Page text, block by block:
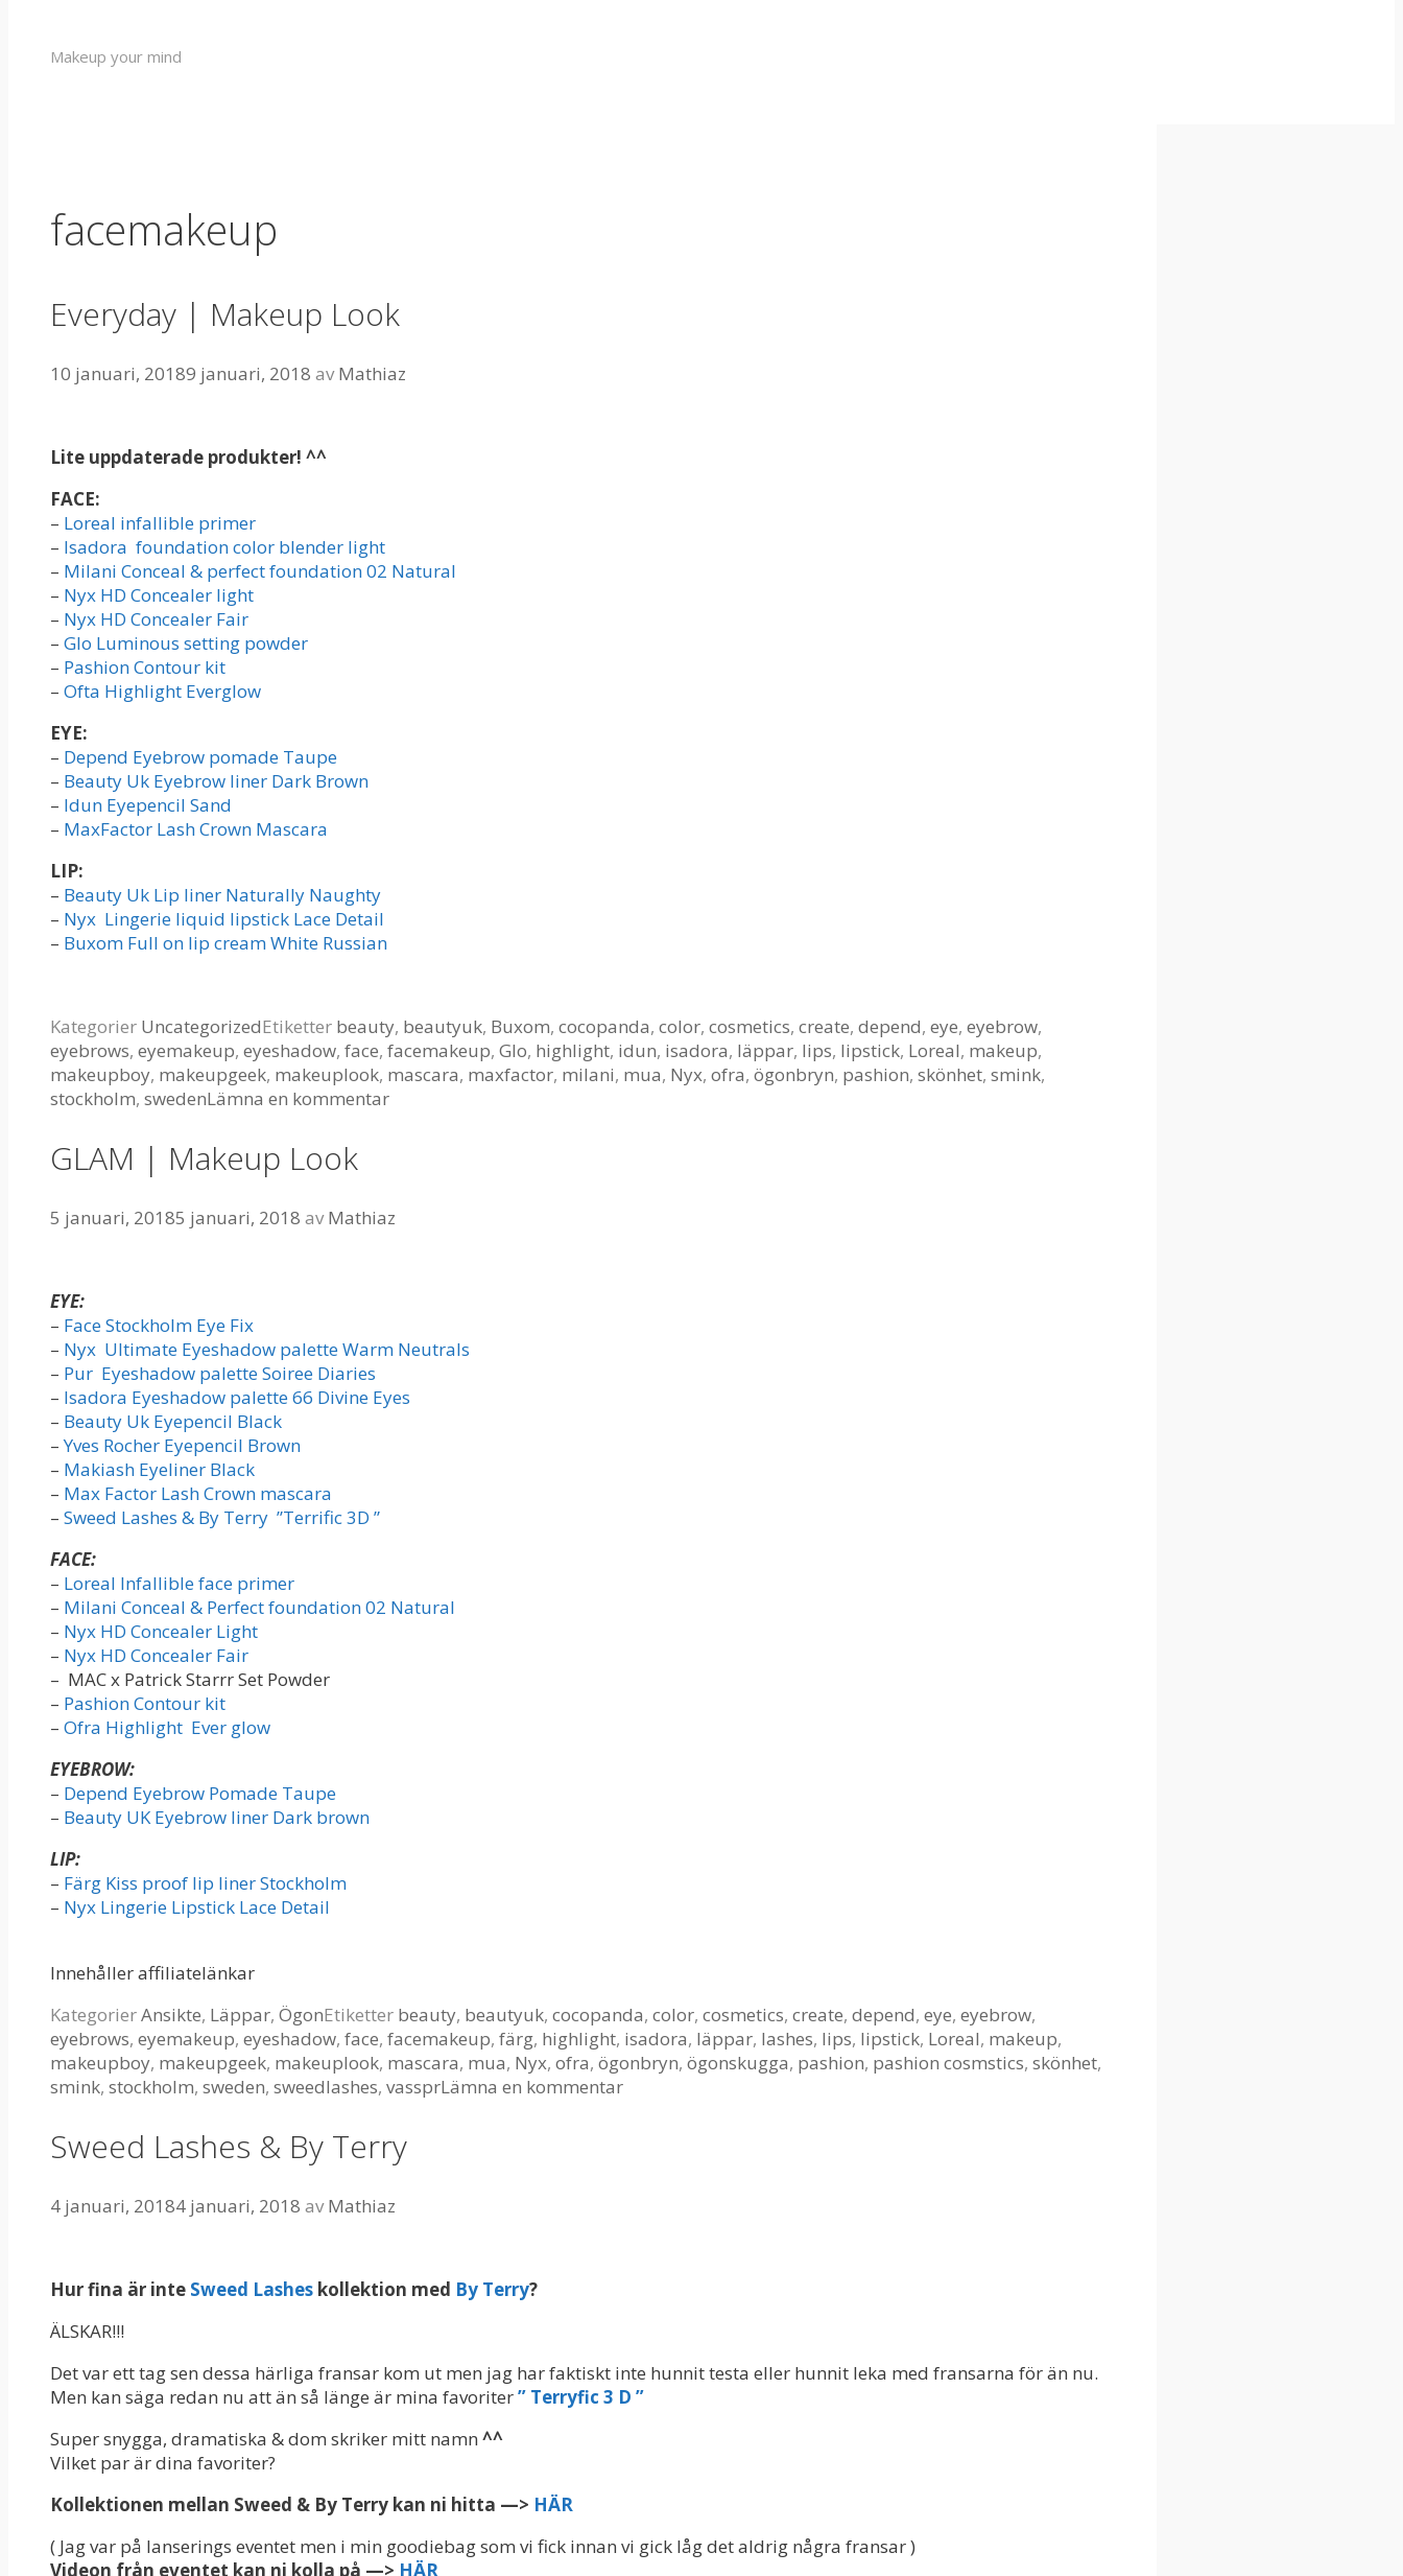
Makeup your mind
facemakeup
Everyday | Makeup Look
10 januari, 20189 januari, 2018 avMathiaz
Lite uppdaterade produkter! ^^
FACE:
– Loreal infallible primer
– Isadora foundation color blender light
– Milani Conceal & perfect foundation 02 Natural
– Nyx HD Concealer light
– Nyx HD Concealer Fair
– Glo Luminous setting powder
– Pashion Contour kit
– Ofta Highlight Everglow
EYE:
– Depend Eyebrow pomade Taupe
– Beauty Uk Eyebrow liner Dark Brown
– Idun Eyepencil Sand
– MaxFactor Lash Crown Mascara
LIP:
– Beauty Uk Lip liner Naturally Naughty
– Nyx Lingerie liquid lipstick Lace Detail
– Buxom Full on lip cream White Russian
Kategorier UncategorizedEtiketter beauty, beautyuk, Buxom, cocopanda, color, cosmetics, create, depend, eye, eyebrow,
eyebrows, eyemakeup, eyeshadow, face, facemakeup, Glo, highlight, idun, isadora, läppar, lips, lipstick, Loreal, makeup,
makeupboy, makeupgeek, makeuplook, mascara, maxfactor, milani, mua, Nyx, ofra, ögonbryn, pashion, skönhet, smink,
stockholm, swedenLämna en kommentar
GLAM | Makeup Look
5 januari, 20185 januari, 2018 avMathiaz
EYE:
– Face Stockholm Eye Fix
– Nyx Ultimate Eyeshadow palette Warm Neutrals
– Pur Eyeshadow palette Soiree Diaries
– Isadora Eyeshadow palette 66 Divine Eyes
– Beauty Uk Eyepencil Black
–Yves Rocher Eyepencil Brown
– Makiash Eyeliner Black
– Max Factor Lash Crown mascara
– Sweed Lashes & By Terry ”Terrific 3D ”
FACE:
– Loreal Infallible face primer
– Milani Conceal & Perfect foundation 02 Natural
– Nyx HD Concealer Light
– Nyx HD Concealer Fair
– MAC x Patrick Starrr Set Powder
– Pashion Contour kit
– Ofra Highlight Ever glow
EYEBROW:
– Depend Eyebrow Pomade Taupe
– Beauty UK Eyebrow liner Dark brown
LIP:
– Färg Kiss proof lip liner Stockholm
– Nyx Lingerie Lipstick Lace Detail
Innehåller affiliatelänkar
KategorierAnsikte, Läppar, ÖgonEtiketter beauty, beautyuk, cocopanda, color, cosmetics, create, depend, eye, eyebrow,
eyebrows, eyemakeup, eyeshadow, face, facemakeup, färg, highlight, isadora, läppar, lashes, lips, lipstick, Loreal, makeup,
makeupboy, makeupgeek, makeuplook, mascara, mua, Nyx, ofra, ögonbryn, ögonskugga, pashion, pashion cosmstics, skönhet,
smink, stockholm, sweden, sweedlashes, vassprLämna en kommentar
Sweed Lashes & By Terry
4 januari, 20184 januari, 2018 avMathiaz
Hur fina är inte Sweed Lashes kollektion med By Terry?
ÄLSKAR!!!
Det var ett tag sen dessa härliga fransar kom ut men jag har faktiskt inte hunnit testa eller hunnit leka med fransarna för än nu.
Men kan säga redan nu att än så länge är mina favoriter” Terryfic 3 D ”
Super snygga, dramatiska & dom skriker mitt namn ^^
Vilket par är dina favoriter?
Kollektionen mellan Sweed & By Terry kan ni hitta —> HÄR
( Jag var på lanserings eventet men i min goodiebag som vi fick innan vi gick låg det aldrig några fransar )
Videon från eventet kan ni kolla på —> HÄR